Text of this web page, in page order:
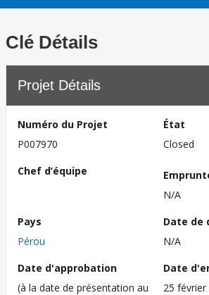
Clé Détails
Projet Détails
Numéro du Projet
P007970
État
Closed
Chef d’équipe
N/A
Pays
Pérou
Date de
N/A
Date d'approbation
(à la date de présentation au
Date
25 février